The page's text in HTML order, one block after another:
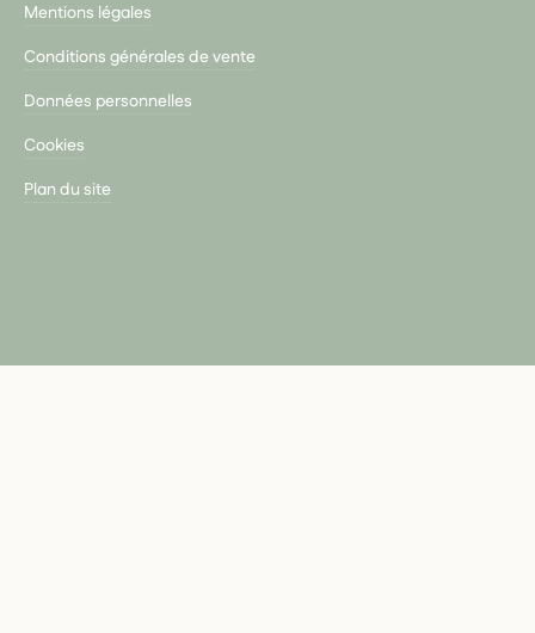
Mentions légales
Conditions générales de vente
Données personnelles
Cookies
Plan du site